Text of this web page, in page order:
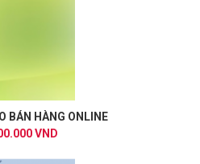
BÁN HÀNG ONLINE
VND